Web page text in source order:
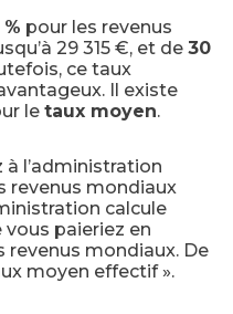
pour les revenus
29 315 €, et de 30
ce taux
Il existe
le taux moyen.
à l’administration
revenus mondiaux
calcule
paieriez en
revenus mondiaux. De
moyen effectif ».